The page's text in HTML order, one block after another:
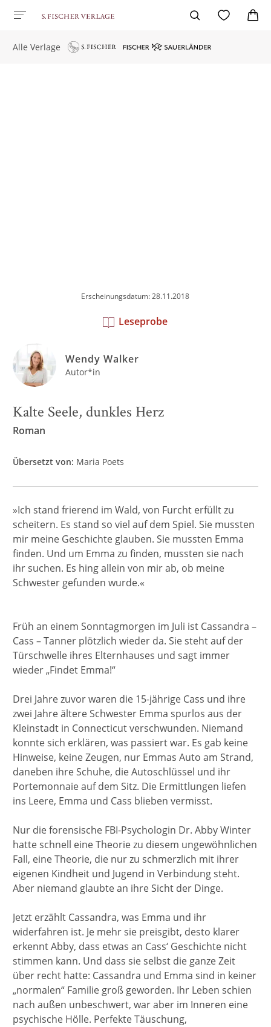
Alle Verlage
Erscheinungsdatum: 28.11.2018
Leseprobe
Wendy Walker
Autor*in
Kalte Seele, dunkles Herz
Roman
Übersetzt von: Maria Poets
»Ich stand frierend im Wald, von Furcht erfüllt zu
scheitern. Es stand so viel auf dem Spiel. Sie mussten
mir meine Geschichte glauben. Sie mussten Emma
finden. Und um Emma zu finden, mussten sie nach
ihr suchen. Es hing allein von mir ab, ob meine
Schwester gefunden wurde.«
Früh an einem Sonntagmorgen im Juli ist Cassandra –
Cass – Tanner plötzlich wieder da. Sie steht auf der
Türschwelle ihres Elternhauses und sagt immer
wieder „Findet Emma!“
Drei Jahre zuvor waren die 15-jährige Cass und ihre
zwei Jahre ältere Schwester Emma spurlos aus der
Kleinstadt in Connecticut verschwunden. Niemand
konnte sich erklären, was passiert war. Es gab keine
Hinweise, keine Zeugen, nur Emmas Auto am Strand,
daneben ihre Schuhe, die Autoschlüssel und ihr
Portemonnaie auf dem Sitz. Die Ermittlungen liefen
ins Leere, Emma und Cass blieben vermisst.
Nur die forensische FBI-Psychologin Dr. Abby Winter
hatte schnell eine Theorie zu diesem ungewöhnlichen
Fall, eine Theorie, die nur zu schmerzlich mit ihrer
eigenen Kindheit und Jugend in Verbindung steht.
Aber niemand glaubte an ihre Sicht der Dinge.
Jetzt erzählt Cassandra, was Emma und ihr
widerfahren ist. Je mehr sie preisgibt, desto klarer
erkennt Abby, dass etwas an Cass‘ Geschichte nicht
stimmen kann. Und dass sie selbst die ganze Zeit
über recht hatte: Cassandra und Emma sind in keiner
„normalen“ Familie groß geworden. Ihr Leben schien
nach außen unbeschwert, war aber im Inneren eine
psychische Hölle. Perfekte Täuschung,